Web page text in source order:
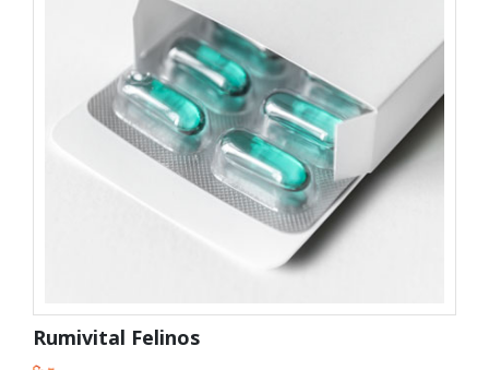
Rumivital Felinos